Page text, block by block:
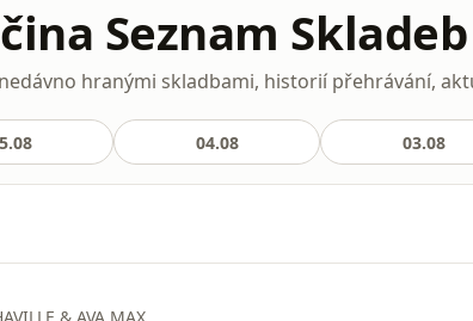
Seznam Skladeb
hranými skladbami, historií přehrávání,
04.08 03.08